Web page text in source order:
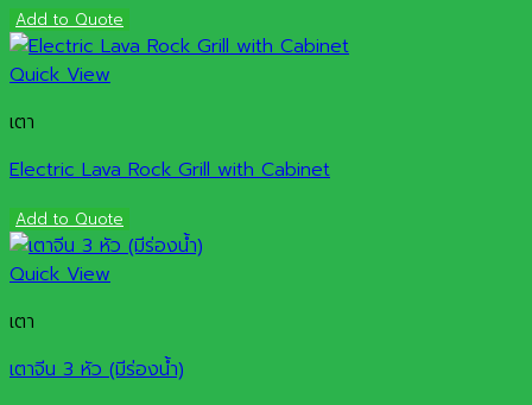
Add to Quote
Quick View
เตา
Electric Lava Rock Grill with Cabinet
Add to Quote
Quick View
เตา
เตาจีน 3 หัว (มีร่องน้ำ)